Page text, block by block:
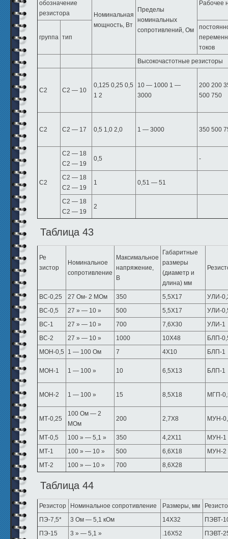
обозначение
резистора
Номинальная
мощность, Вт
Пределы
номинальных
сопротивлений, Ом
Рабочее
группа тип
токов
Высокочастотные резисторы
С2 С2 — 10
0,125 0,25 0,5
1 2
10 — 1000 1 —
3000
200 200
500 750
С2 С2 — 17 0,5 1,0 2,0 1 — 3000 350 500
С2
С2 — 18
С2 — 19
0,5 -
С2 — 18
С2 — 19
1 0,51 — 51
С2 — 18
С2 — 19
2
Таблица 43
Ре
зистор
Номинальное
сопротивление
Максимальное
напряжение,
В
Габаритные
размеры
(диаметр и
длина) мм
ВС-0,25 27 Ом- 2 МОм 350 5,5X17
УЛИ-
ВС-0,5
27 » — 10 » 500 5,5X17
УЛИ-
ВС-1
27 » — 10 » 700 7,6X30
УЛИ-1
ВС-2
27 » — 10 » 1000 10X48
БЛП-
МОН-0,5
1 — 100 Ом 7 4X10 БЛП-1
МОН-1 1 — 100 » 10 6,5X13 БЛП-1
МОН-2 1 — 100 » 15 8,5X18 МГП-
МТ-0,25
100 Ом — 2
МОм
200 2,7X8 МУН-
МТ-0,5 100 » — 5,1 » 350 4,2X11
МУН-1
МТ-1
100 » — 10 » 500 6,6X18
МУН-2
МТ-2
100 » — 10 » 700 8,6X28
Таблица 44
Резистор Номинальное сопротивление Размеры, мм
ПЭ-7,5*
3 Ом — 5,1 кОм 14X32
ПЭВТ-
ПЭ-15
3 » — 5,1 » .16X52
ПЭВТ-